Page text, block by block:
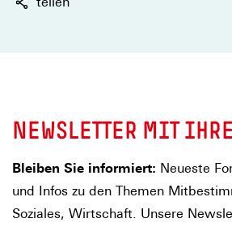
NEWSLETTER MIT
Bleiben Sie informiert: Neueste
und Infos zu den Themen
Soziales, Wirtschaft. Unsere